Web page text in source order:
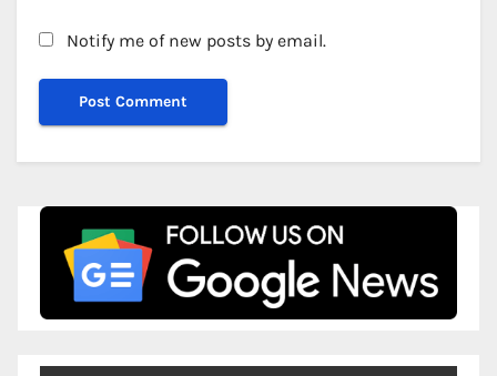
Notify me of new posts by email.